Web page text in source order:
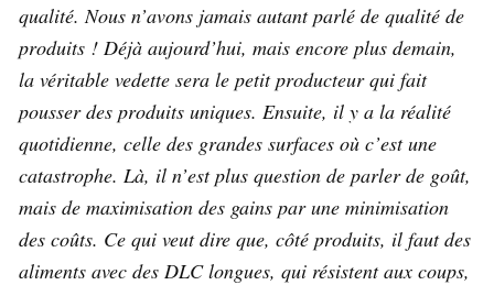
qualité. Nous n’avons jamais autant parlé de qualité de
produits ! Déjà aujourd’hui, mais encore plus demain,
la véritable vedette sera le petit producteur qui fait
pousser des produits uniques. Ensuite, il y a la réalité
quotidienne, celle des grandes surfaces où c’est une
catastrophe. Là, il n’est plus question de parler de goût,
mais de maximisation des gains par une minimisation
des coûts. Ce qui veut dire que, côté produits, il faut des
aliments avec des DLC longues, qui résistent aux coups,